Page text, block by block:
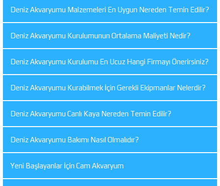
Deniz Akvaryumu Malzemeleri En Uygun Nereden Temin Edilir?
Deniz Akvaryumu Kurulumunun Ortalama Maliyeti Nedir?
Deniz Akvaryumu Kurulumu En Ucuz Hangi Firmayı Önerirsiniz?
Deniz Akvaryumu Kurabilmek İçin Gerekli Ekipmanlar Nelerdir?
Deniz Akvaryumu Canlı Kaya Nereden Temin Edilir?
Deniz Akvaryumu Bakımı Nasıl Olmalıdır?
Yeni Başlayanlar İçin Cam Akvaryum